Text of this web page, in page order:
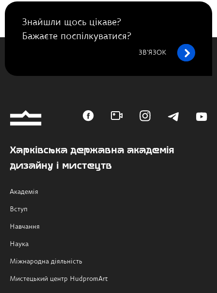
Знайшли щось цікаве?
Бажаєте поспілкуватися?
ЗВ’ЯЗОК
Харківська державна академія
дизайну і мистецтв
Академія
Вступ
Навчання
Наука
Міжнародна діяльність
Мистецький центр HudpromArt